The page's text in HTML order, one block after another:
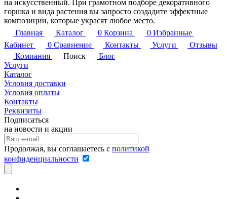
на искусственный. При грамотном подборе декоративного
горшка и вида растения вы запросто создадите эффектные
композиции, которые украсят любое место.
Главная
Каталог 0 Корзина 0 Избранные
Кабинет
0 Сравнение Контакты Услуги
Отзывы
Компания
Поиск
Блог
Услуги
Каталог
Условия доставки
Условия оплаты
Контакты
Реквизиты
Подписаться
на новости и акции
Продолжая, вы соглашаетесь с политикой
конфиденциальности